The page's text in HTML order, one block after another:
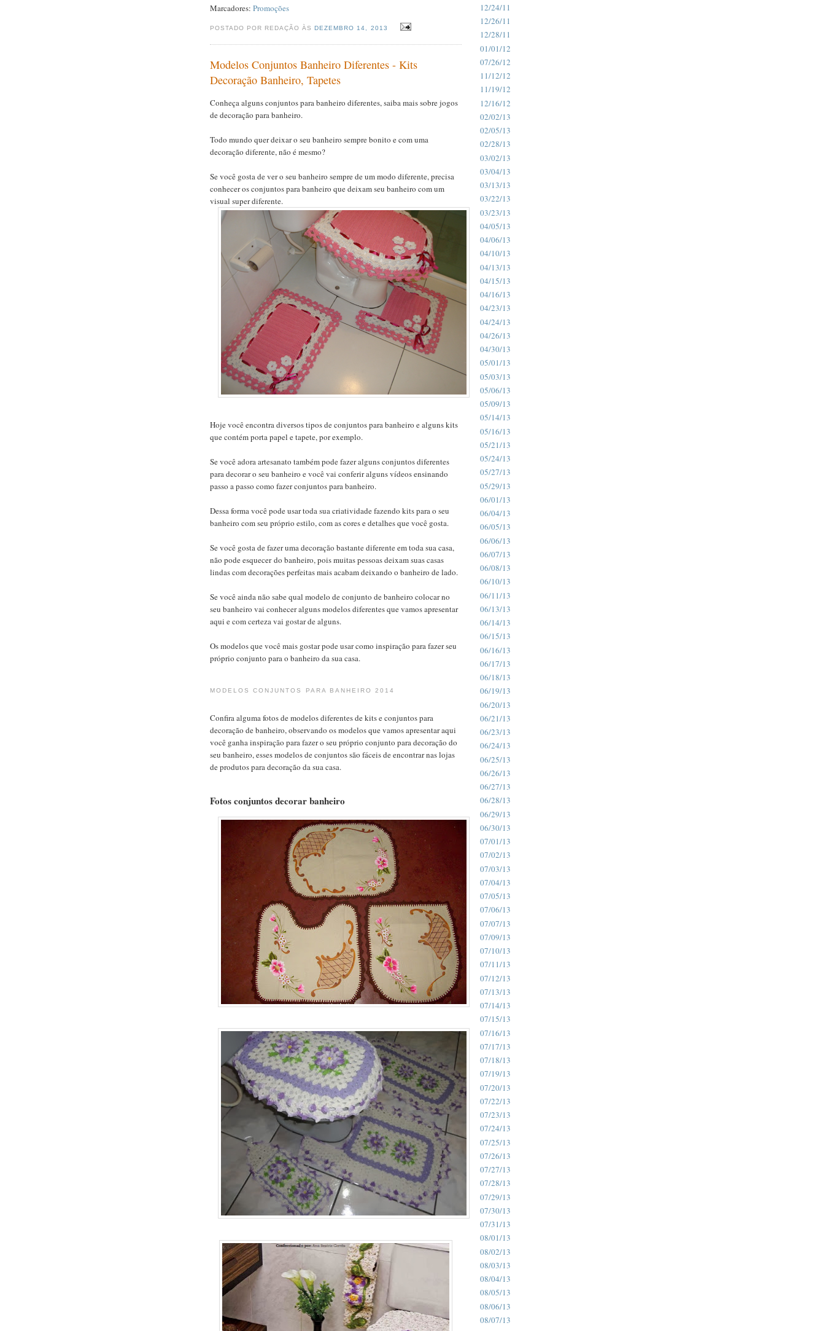
Marcadores: Promoções
POSTADO POR REDAÇÃO ÀSDEZEMBRO 14, 2013
Modelos Conjuntos Banheiro Diferentes - Kits
Decoração Banheiro, Tapetes
Conheça alguns conjuntos para banheiro diferentes, saiba mais sobre jogos
de decoração para banheiro.
Todo mundo quer deixar o seu banheiro sempre bonito e com uma
decoração diferente, não é mesmo?
Se você gosta de ver o seu banheiro sempre de um modo diferente, precisa
conhecer os conjuntos para banheiro que deixam seu banheiro com um
visual super diferente.
Hoje você encontra diversos tipos de conjuntos para banheiro e alguns kits
que contém porta papel e tapete, por exemplo.
Se você adora artesanato também pode fazer alguns conjuntos diferentes
para decorar o seu banheiro e você vai conferir alguns vídeos ensinando
passo a passo como fazer conjuntos para banheiro.
Dessa forma você pode usar toda sua criatividade fazendo kits para o seu
banheiro com seu próprio estilo, com as cores e detalhes que você gosta.
Se você gosta de fazer uma decoração bastante diferente em toda sua casa,
não pode esquecer do banheiro, pois muitas pessoas deixam suas casas
lindas com decorações perfeitas mais acabam deixando o banheiro de lado.
Se você ainda não sabe qual modelo de conjunto de banheiro colocar no
seu banheiro vai conhecer alguns modelos diferentes que vamos apresentar
aqui e com certeza vai gostar de alguns.
Os modelos que você mais gostar pode usar como inspiração para fazer seu
próprio conjunto para o banheiro da sua casa.
MODELOS CONJUNTOS PARA BANHEIRO 2014
Confira alguma fotos de modelos diferentes de kits e conjuntos para
decoração de banheiro, observando os modelos que vamos apresentar aqui
você ganha inspiração para fazer o seu próprio conjunto para decoração do
seu banheiro, esses modelos de conjuntos são fáceis de encontrar nas lojas
de produtos para decoração da sua casa.
Fotos conjuntos decorar banheiro
12/24/11
12/26/11
12/28/11
01/01/12
07/26/12
11/12/12
11/19/12
12/16/12
02/02/13
02/05/13
02/28/13
03/02/13
03/04/13
03/13/13
03/22/13
03/23/13
04/05/13
04/06/13
04/10/13
04/13/13
04/15/13
04/16/13
04/23/13
04/24/13
04/26/13
04/30/13
05/01/13
05/03/13
05/06/13
05/09/13
05/14/13
05/16/13
05/21/13
05/24/13
05/27/13
05/29/13
06/01/13
06/04/13
06/05/13
06/06/13
06/07/13
06/08/13
06/10/13
06/11/13
06/13/13
06/14/13
06/15/13
06/16/13
06/17/13
06/18/13
06/19/13
06/20/13
06/21/13
06/23/13
06/24/13
06/25/13
06/26/13
06/27/13
06/28/13
06/29/13
06/30/13
07/01/13
07/02/13
07/03/13
07/04/13
07/05/13
07/06/13
07/07/13
07/09/13
07/10/13
07/11/13
07/12/13
07/13/13
07/14/13
07/15/13
07/16/13
07/17/13
07/18/13
07/19/13
07/20/13
07/22/13
07/23/13
07/24/13
07/25/13
07/26/13
07/27/13
07/28/13
07/29/13
07/30/13
07/31/13
08/01/13
08/02/13
08/03/13
08/04/13
08/05/13
08/06/13
08/07/13